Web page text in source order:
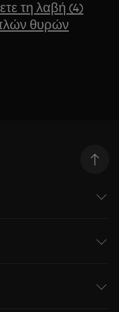
τη λαβή (4)
θυρών